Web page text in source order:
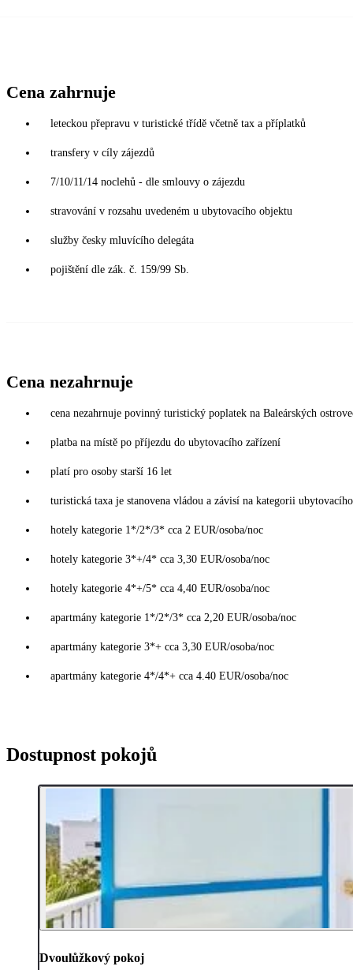
Cena zahrnuje
leteckou přepravu v turistické třídě včetně tax a příplatků
transfery v cíly zájezdů
7/10/11/14 noclehů - dle smlouvy o zájezdu
stravování v rozsahu uvedeném u ubytovacího objektu
služby česky mluvícího delegáta
pojištění dle zák. č. 159/99 Sb.
Cena nezahrnuje
cena nezahrnuje povinný turistický poplatek na Baleárských
platba na místě po příjezdu do ubytovacího zařízení
platí pro osoby starší 16 let
turistická taxa je stanovena vládou a závisí na kategorii
hotely kategorie 1*/2*/3* cca 2 EUR/osoba/noc
hotely kategorie 3*+/4* cca 3,30 EUR/osoba/noc
hotely kategorie 4*+/5* cca 4,40 EUR/osoba/noc
apartmány kategorie 1*/2*/3* cca 2,20 EUR/osoba/noc
apartmány kategorie 3*+ cca 3,30 EUR/osoba/noc
apartmány kategorie 4*/4*+ cca 4.40 EUR/osoba/noc
Dostupnost pokojů
Dvoulůžkový pokoj